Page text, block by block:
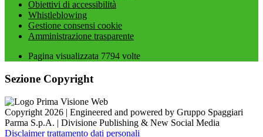
Obiettivi di accessibilità
Whistleblowing
Gestione consensi cookie
Amministrazione trasparente
Pagina visualizzata 7794 volte
Sezione Copyright
Copyright 2026 | Engineered and powered by Gruppo Spaggiari
Parma S.p.A. | Divisione Publishing & New Social Media
Disclaimer trattamento dati personali